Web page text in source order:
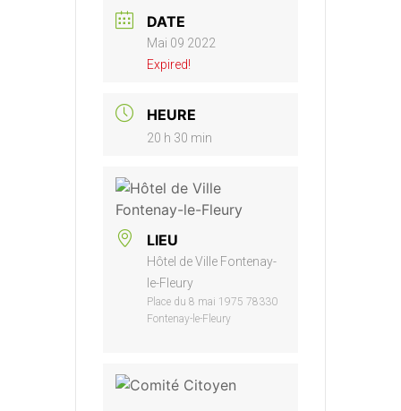
DATE
Mai 09 2022
Expired!
HEURE
20 h 30 min
LIEU
Hôtel de Ville Fontenay-
le-Fleury
Place du 8 mai 1975 78330
Fontenay-le-Fleury